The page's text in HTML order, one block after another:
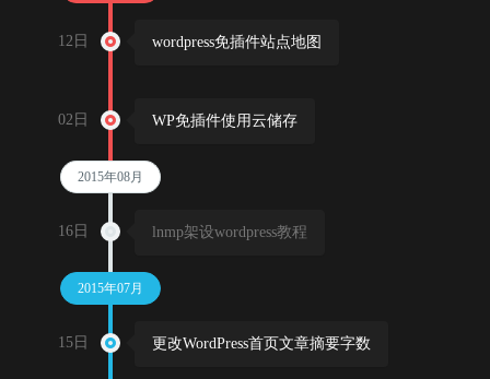
12日 wordpress免插件站点地图
02日 WP免插件使用云储存
2015年08月
16日 lnmp架设wordpress教程
2015年07月
15日 更改WordPress首页文章摘要字数